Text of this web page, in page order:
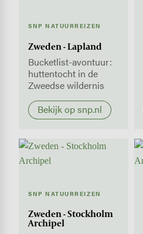
SNP NATUURREIZEN
Zweden - Lapland
Bucketlist-avontuur:
huttentocht in de
Zweedse wildernis
Bekijk op snp.nl
SNP NATUURREIZEN
Zweden - Stockholm
Archipel